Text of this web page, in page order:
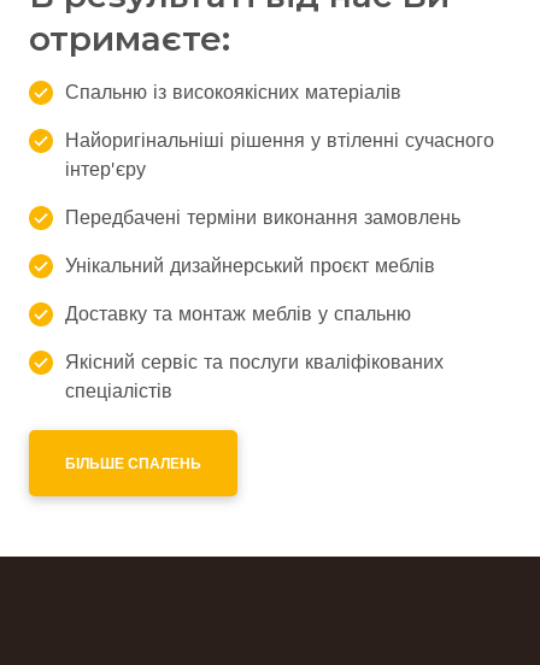
отримаєте:
Спальню із високоякісних матеріалів
Найоригінальніші рішення у втіленні сучасного
інтер'єру
Передбачені терміни виконання замовлень
Унікальний дизайнерський проєкт меблів
Доставку та монтаж меблів у спальню
Якісний сервіс та послуги кваліфікованих
спеціалістів
БІЛЬШЕ СПАЛЕНЬ